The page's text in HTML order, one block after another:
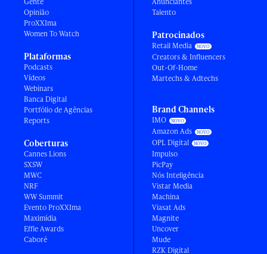
Opinião
ProXXIma
Women To Watch
Plataformas
Podcasts
Vídeos
Webinars
Banca Digital
Portfólio de Agências
Reports
Coberturas
Cannes Lions
SXSW
MWC
NRF
WW Summit
Evento ProXXIma
Maximídia
Effie Awards
Caboré
Talento
Patrocinados
Retail Media
Creators & Influencers
Out-Of-Home
Martechs & Adtechs
Brand Channels
IMO
Amazon Ads
OPL Digital
Impulso
PicPay
Nós Inteligência
Vistar Media
Machina
Viasat Ads
Magnite
Uncover
Mude
RZK Digital